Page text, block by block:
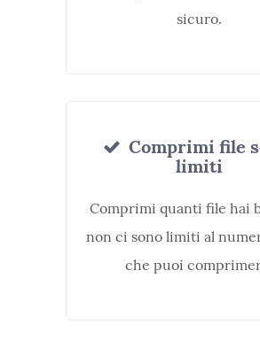
sicuro.
Comprimi file
limiti
Comprimi quanti file hai
non ci sono limiti al
che puoi